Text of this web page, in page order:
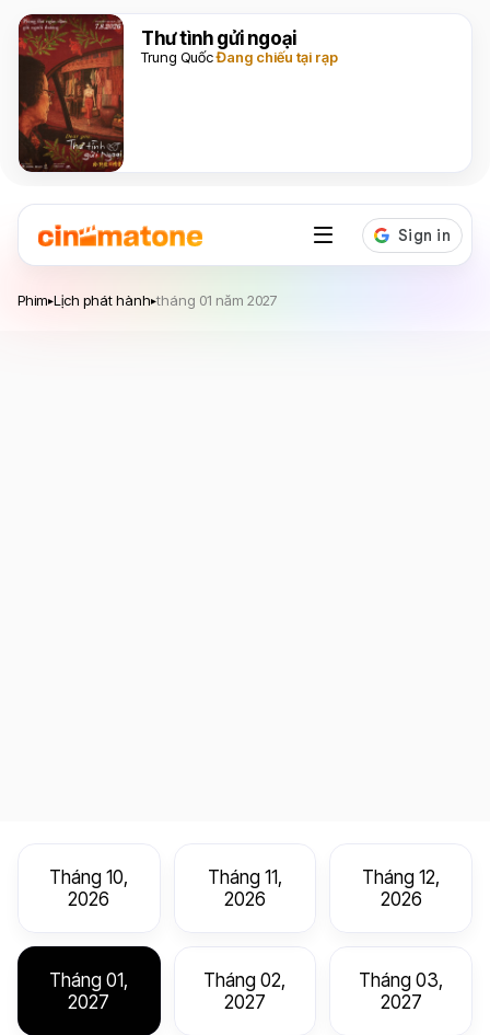
Thư tình gửi ngoại
Trung QuốcĐang chiếu tại rạp
Phim▸Lịch phát hành▸tháng 01 năm 2027
Tháng 10,
2026
Tháng 11,
2026
Tháng 12,
2026
Tháng 01,
2027
Tháng 02,
2027
Tháng 03,
2027